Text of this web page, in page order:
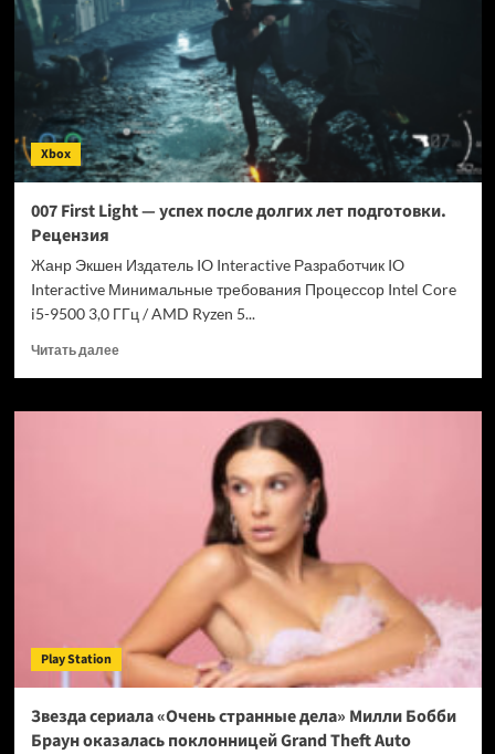
обходить
антибот-
защиту
—
и
грузит
страницы
в
шесть
быстрее
Xbox
007 First Light — успех после долгих лет подготовки.
Рецензия
Жанр Экшен Издатель IO Interactive Разработчик IO
Interactive Минимальные требования Процессор Intel Core
i5-9500 3,0 ГГц / AMD Ryzen 5...
Читать далееПрочитать
007
подготовки.
Рецензия
Play Station
Звезда сериала «Очень странные дела» Милли Бобби
Браун оказалась поклонницей Grand Theft Auto